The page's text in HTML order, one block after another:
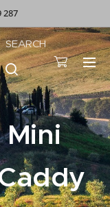
287
SEARCH